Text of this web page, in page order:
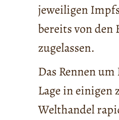
jeweiligen
bereits von den
zugelassen.
Das Rennen
Lage in einigen
Welthandel